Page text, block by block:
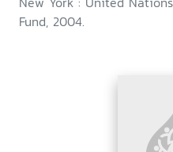
Fund, 2004.